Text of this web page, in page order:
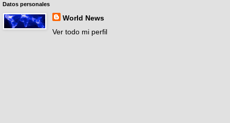
Datos personales
World News
Ver todo mi perfil